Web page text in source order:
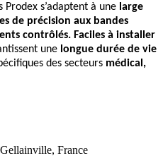
s’adaptent à une large
de précision aux bandes
contrôlés. Faciles à installer
une longue durée de vie
des secteurs médical,
France